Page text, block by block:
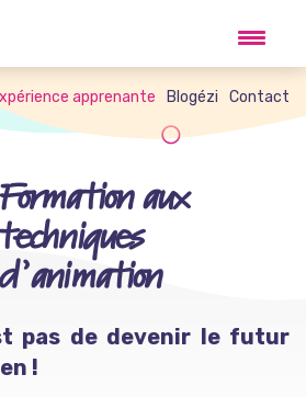
apprenante Blogézi Contact
Formation aux
d’animation
pas de devenir le futur
!